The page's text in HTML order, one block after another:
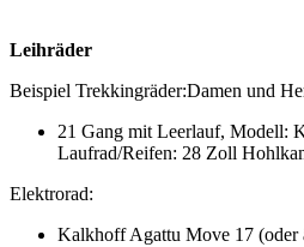
Leihräder
Beispiel Trekkingräder:Damen und
21 Gang mit Leerlauf, Modell:
Laufrad/Reifen: 28 Zoll
Elektrorad:
Kalkhoff Agattu Move 17 (oder